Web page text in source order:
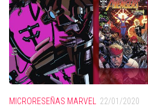
MICRORESEÑAS MARVEL 22/01/2020